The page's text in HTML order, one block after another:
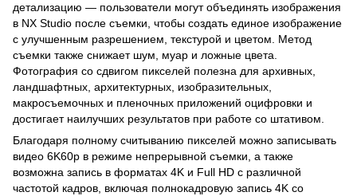
детализацию — пользователи могут объединять изображения
в NX Studio после съемки, чтобы создать единое изображение
с улучшенным разрешением, текстурой и цветом. Метод
съемки также снижает шум, муар и ложные цвета.
Фотография со сдвигом пикселей полезна для архивных,
ландшафтных, архитектурных, изобразительных,
макросъемочных и пленочных приложений оцифровки и
достигает наилучших результатов при работе со штативом.
Благодаря полному считыванию пикселей можно записывать
видео 6K60p в режиме непрерывной съемки, а также
возможна запись в форматах 4K и Full HD с различной
частотой кадров, включая полнокадровую запись 4K со